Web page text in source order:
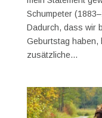
Schumpeter
Dadurch, dass wir
Geburtstag haben,
zusätzliche...